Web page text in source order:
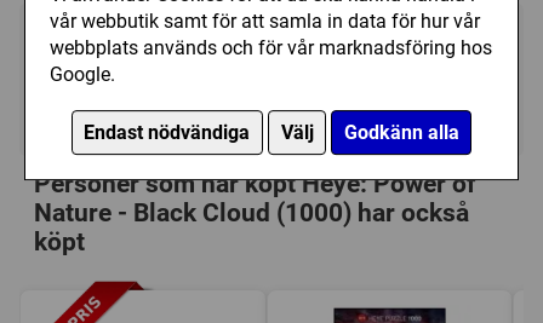
vår webbutik samt för att samla in data för hur vår
webbplats används och för vår marknadsföring hos
Google.
Endast nödvändiga Välj Godkänn alla
189 kr Utgått
Ej tillgänglig
Personer som har köpt Heye: Power of
Nature - Black Cloud (1000) har också
köpt